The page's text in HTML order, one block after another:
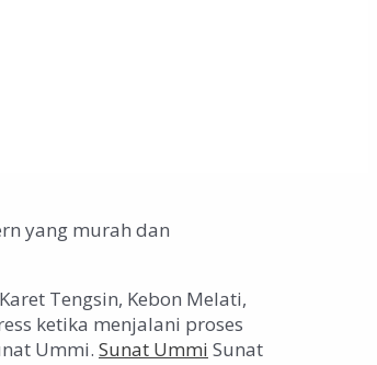
yang murah dan
Tengsin, Kebon Melati,
ketika menjalani proses
Ummi. Sunat Ummi Sunat